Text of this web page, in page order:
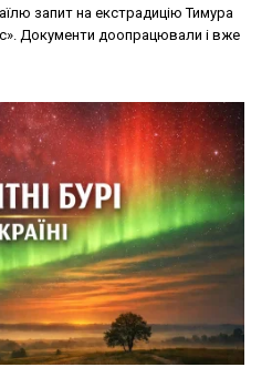
запит на екстрадицію Тимура
Документи доопрацювали і вже